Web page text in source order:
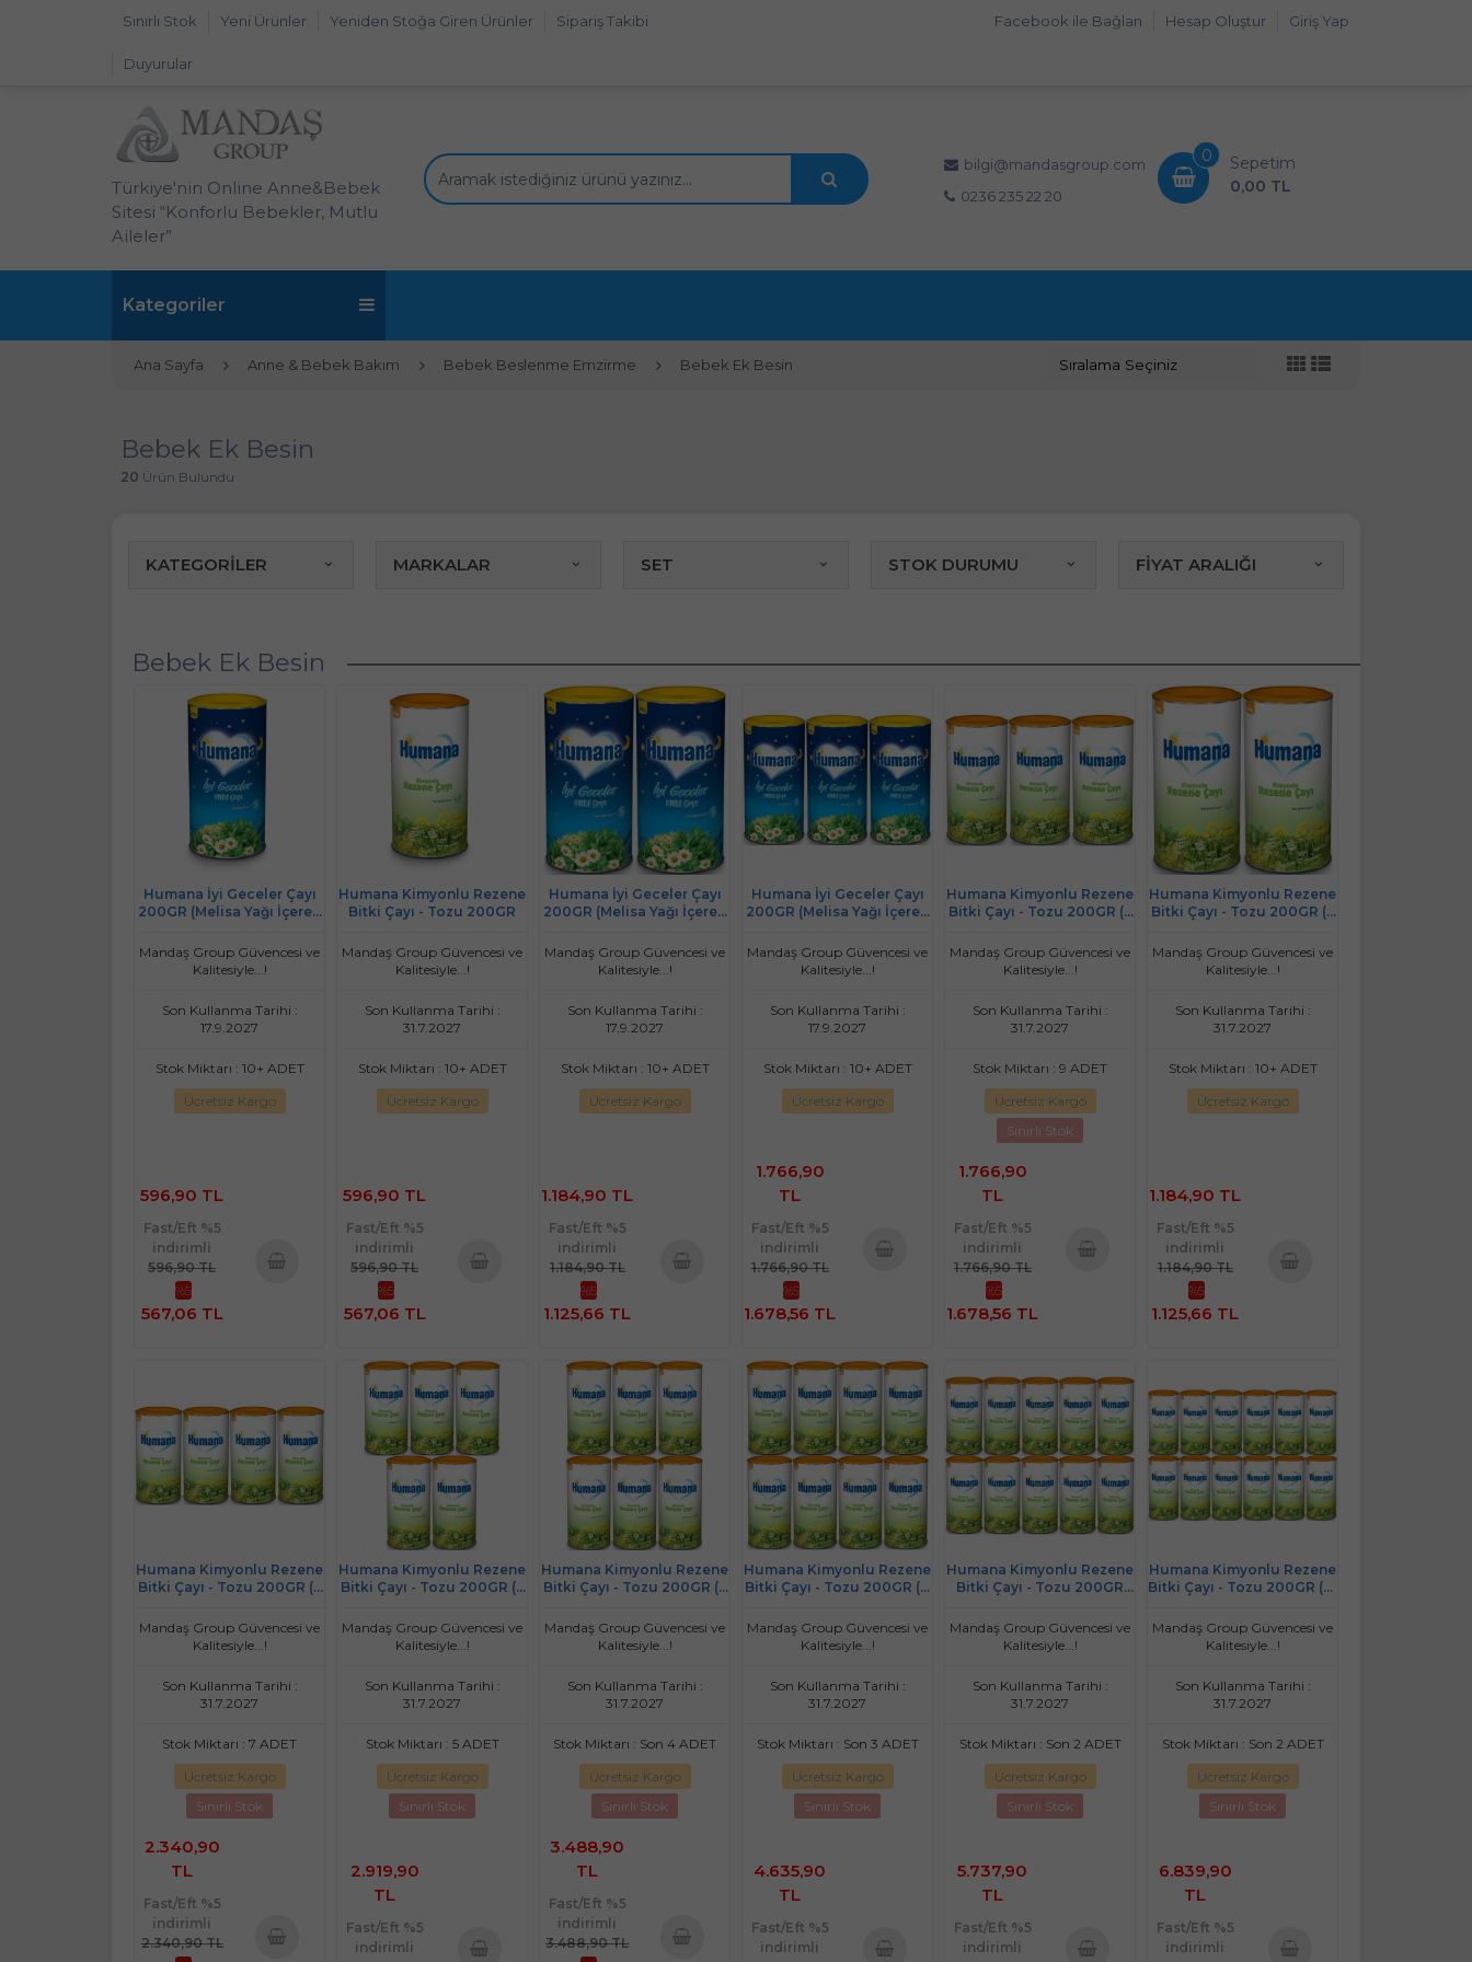
Sınırlı Stok Yeni Ürünler Yeniden Stoğa Giren Ürünler Sipariş Takibi
Duyurular
Giriş Yap
Hesap Oluştur
Facebook ile Bağlan
Türkiye'nin Online Anne&Bebek
Sitesi “Konforlu Bebekler, Mutlu
Aileler”
bilgi@mandasgroup.com
0236 235 22 20
0
Sepetim
0,00 TL
Kategoriler
Ana Sayfa Anne & Bebek Bakım Bebek Beslenme Emzirme Bebek Ek Besin
Bebek Ek Besin
20 Ürün Bulundu
KATEGORİLER MARKALAR SET STOK DURUMU FİYAT ARALIĞI
Bebek Ek Besin
Humana İyi Geceler Çayı
200GR (Melisa Yağı İçeren
Mandaş Group Güvencesi ve
Kalitesiyle...!
Son Kullanma Tarihi :
17.9.2027
Stok Miktarı : 10+ ADET
Ücretsiz Kargo
596,90 TL
Fast/Eft %5
indirimli
596,90 TL
%5
567,06 TL
Humana Kimyonlu Rezene
Bitki Çayı - Tozu 200GR
Mandaş Group Güvencesi ve
Kalitesiyle...!
Son Kullanma Tarihi :
31.7.2027
Stok Miktarı : 10+ ADET
Ücretsiz Kargo
596,90 TL
Fast/Eft %5
indirimli
596,90 TL
%5
567,06 TL
Humana İyi Geceler Çayı
200GR (Melisa Yağı İçeren
(2 Li Set)
Mandaş Group Güvencesi ve
Kalitesiyle...!
Son Kullanma Tarihi :
17.9.2027
Stok Miktarı : 10+ ADET
Ücretsiz Kargo
1.184,90 TL
Fast/Eft %5
indirimli
1.184,90 TL
%5
1.125,66 TL
Humana İyi Geceler Çayı
200GR (Melisa Yağı İçeren
(3 Lü Set)
Mandaş Group Güvencesi ve
Kalitesiyle...!
Son Kullanma Tarihi :
17.9.2027
Stok Miktarı : 10+ ADET
Ücretsiz Kargo
1.766,90
TL
Fast/Eft %5
indirimli
1.766,90 TL
%5
1.678,56 TL
Humana Kimyonlu Rezene
Bitki Çayı - Tozu 200GR (3
Mandaş Group Güvencesi ve
Kalitesiyle...!
Son Kullanma Tarihi :
31.7.2027
Stok Miktarı : 9 ADET
Ücretsiz Kargo
Sınırlı Stok
1.766,90
TL
Fast/Eft %5
indirimli
1.766,90 TL
%5
1.678,56 TL
Humana Kimyonlu Rezene
Bitki Çayı - Tozu 200GR (2
Mandaş Group Güvencesi ve
Kalitesiyle...!
Son Kullanma Tarihi :
31.7.2027
Stok Miktarı : 10+ ADET
Ücretsiz Kargo
1.184,90 TL
Fast/Eft %5
indirimli
1.184,90 TL
%5
1.125,66 TL
Humana Kimyonlu Rezene
Bitki Çayı - Tozu 200GR (4
Mandaş Group Güvencesi ve
Kalitesiyle...!
Son Kullanma Tarihi :
31.7.2027
Stok Miktarı : 7 ADET
Ücretsiz Kargo
Sınırlı Stok
2.340,90
TL
Fast/Eft %5
indirimli
2.340,90 TL
Humana Kimyonlu Rezene
Bitki Çayı - Tozu 200GR (5
Mandaş Group Güvencesi ve
Kalitesiyle...!
Son Kullanma Tarihi :
31.7.2027
Stok Miktarı : 5 ADET
Ücretsiz Kargo
Sınırlı Stok
2.919,90
TL
Fast/Eft %5
indirimli
Humana Kimyonlu Rezene
Bitki Çayı - Tozu 200GR (6
Mandaş Group Güvencesi ve
Kalitesiyle...!
Son Kullanma Tarihi :
31.7.2027
Stok Miktarı : Son 4 ADET
Ücretsiz Kargo
Sınırlı Stok
3.488,90
TL
Fast/Eft %5
indirimli
3.488,90 TL
Humana Kimyonlu Rezene
Bitki Çayı - Tozu 200GR (8
Mandaş Group Güvencesi ve
Kalitesiyle...!
Son Kullanma Tarihi :
31.7.2027
Stok Miktarı : Son 3 ADET
Ücretsiz Kargo
Sınırlı Stok
4.635,90
TL
Fast/Eft %5
indirimli
Humana Kimyonlu Rezene
Bitki Çayı - Tozu 200GR
Mandaş Group Güvencesi ve
Kalitesiyle...!
Son Kullanma Tarihi :
31.7.2027
Stok Miktarı : Son 2 ADET
Ücretsiz Kargo
Sınırlı Stok
5.737,90
TL
Fast/Eft %5
indirimli
Humana Kimyonlu Rezene
Bitki Çayı - Tozu 200GR (12
Mandaş Group Güvencesi ve
Kalitesiyle...!
Son Kullanma Tarihi :
31.7.2027
Stok Miktarı : Son 2 ADET
Ücretsiz Kargo
Sınırlı Stok
6.839,90
TL
Fast/Eft %5
indirimli